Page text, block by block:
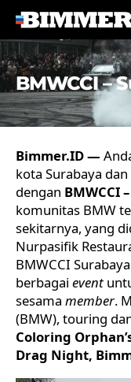
BMWCCI –
Bimmer.ID —
kota Surabaya
dengan BMWCCI
komunitas BMW
sekitarnya, yang
Nurpasifik
BMWCCI
berbagai event
sesama member.
(BMW), touring
Coloring
Drag Night,